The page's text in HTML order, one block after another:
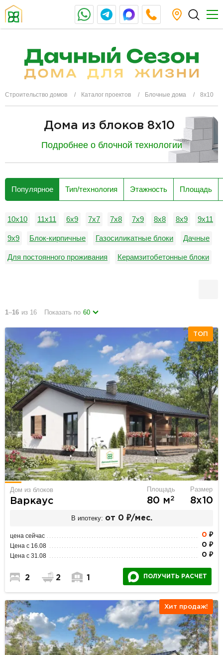
Строительство домов Каталог проектов Блочные дома 8х10
Дома из блоков 8х10
Подробнее о блочной технологии
Популярное Тип/технология Этажность Площадь
10х10 11х11 6х9 7х7 7х8 7х9 8х8 8х9 9х11
9х9 Блок-кирпичные Газосиликатные блоки Дачные
Для постоянного проживания Керамзитобетонные блоки
1–16 из 16 Показать по 60
ТОП
Дом из блоков
Варкаус
Площадь
80 м2
Размер
8х10
В ипотеку: от 0 ₽/мес.
цена сейчас 0 ₽
Цена с 16.08 0 ₽
Цена с 31.08 0 ₽
2 2 1 ПОЛУЧИТЬ РАСЧЕТ
Хит продаж!